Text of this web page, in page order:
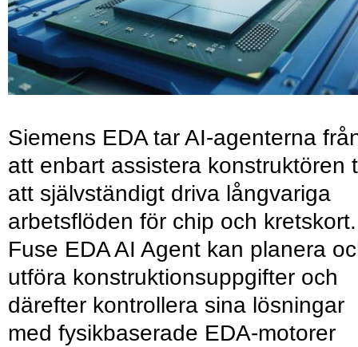
Siemens EDA tar AI-agenterna
att enbart assistera konstruktören
att självständigt driva långvariga
arbetsflöden för chip och kretskort.
Fuse EDA AI Agent kan planera
utföra konstruktionsuppgifter och
därefter kontrollera sina lösningar
med fysikbaserade EDA-motorer